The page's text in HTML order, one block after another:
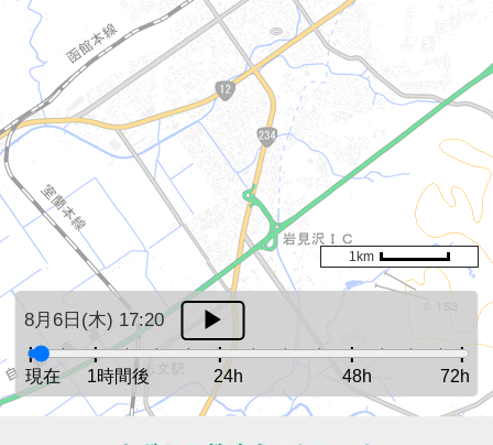
8月6日(木) 17:20
現在 1時間後 24h 48h 72h
1km